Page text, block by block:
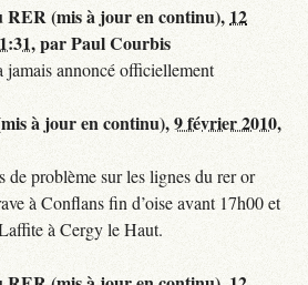
RER (mis à jour en continu), 12
,parPaul Courbis
jamais annoncé officiellement
à jour en continu),9 février 2010,
de problème sur les lignes du rer or
à Conflans fin d’oise avant 17h00 et
à Cergy le Haut.